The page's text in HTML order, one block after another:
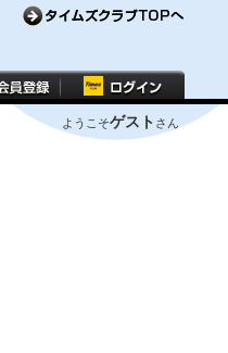
ようこそゲスト さん